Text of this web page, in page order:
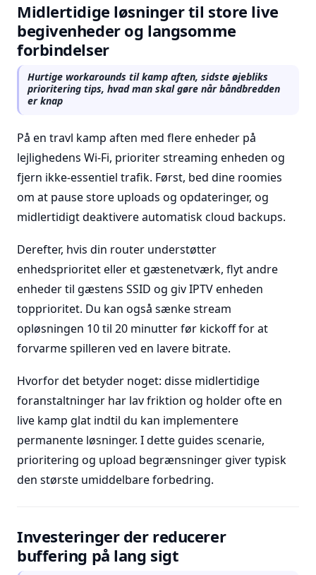
Midlertidige løsninger til store live
begivenheder og langsomme
forbindelser
Hurtige workarounds til kamp aften, sidste øjebliks
prioritering tips, hvad man skal gøre når båndbredden
er knap
På en travl kamp aften med flere enheder på
lejlighedens Wi-Fi, prioriter streaming enheden og
fjern ikke-essentiel trafik. Først, bed dine roomies
om at pause store uploads og opdateringer, og
midlertidigt deaktivere automatisk cloud backups.
Derefter, hvis din router understøtter
enhedsprioritet eller et gæstenetværk, flyt andre
enheder til gæstens SSID og giv IPTV enheden
topprioritet. Du kan også sænke stream
opløsningen 10 til 20 minutter før kickoff for at
forvarme spilleren ved en lavere bitrate.
Hvorfor det betyder noget: disse midlertidige
foranstaltninger har lav friktion og holder ofte en
live kamp glat indtil du kan implementere
permanente løsninger. I dette guides scenarie,
prioritering og upload begrænsninger giver typisk
den største umiddelbare forbedring.
Investeringer der reducerer
buffering på lang sigt